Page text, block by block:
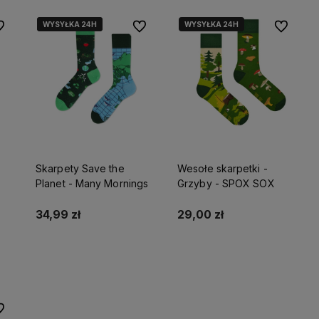
wyborze produktu, zawsze możesz
na nas liczyć!
Jesteśmy tu dla Ciebie!
ulubionychWYSYŁKA 24H
WYSYŁKA 24H
Skarpety Save the
Planet - Many Mornings
34,99 zł
Do ulubionychWYSYŁKA 24H
Wesołe skarpetki -
Grzyby - SPOX SOX
29,00 zł
Do
ulubionych